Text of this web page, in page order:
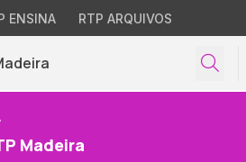
ENSINA RTP ARQUIVOS
Madeira